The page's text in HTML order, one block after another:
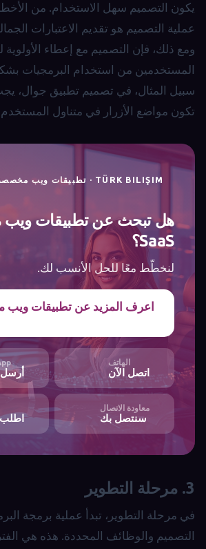
يكون التصميم سهل الاستخدام. من
عملية التصميم هو تقديم الاعتبارات
ومع ذلك، فإن التصميم مع إعطاء
المستخدمين من استخدام البرمجيات
سبيل المثال، في تصميم تطبيق جوال، يجب
تكون مواضع الأزرار في متناول
TÜRK BILIŞIM · تطبيقات ويب مخصصة و SAAS
هل تبحث عن تطبيقات
SaaS؟
لنخطّط معًا للحل الأنسب لك.
اعرف المزيد عن تطبيقات
الهاتف
اتصل الآن
معاودة الاتصال
سنتصل بك
3. مرحلة التطوير
في مرحلة التطوير، تبدأ عملية برمجة
التصميم والوظائف المحددة. هذه هي